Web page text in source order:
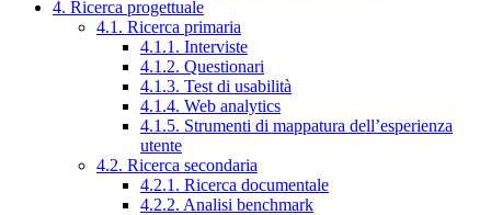
4. Ricerca progettuale
4.1. Ricerca primaria
4.1.1. Interviste
4.1.2. Questionari
4.1.3. Test di usabilità
4.1.4. Web analytics
4.1.5. Strumenti di mappatura dell’esperienza
utente
4.2. Ricerca secondaria
4.2.1. Ricerca documentale
4.2.2. Analisi benchmark